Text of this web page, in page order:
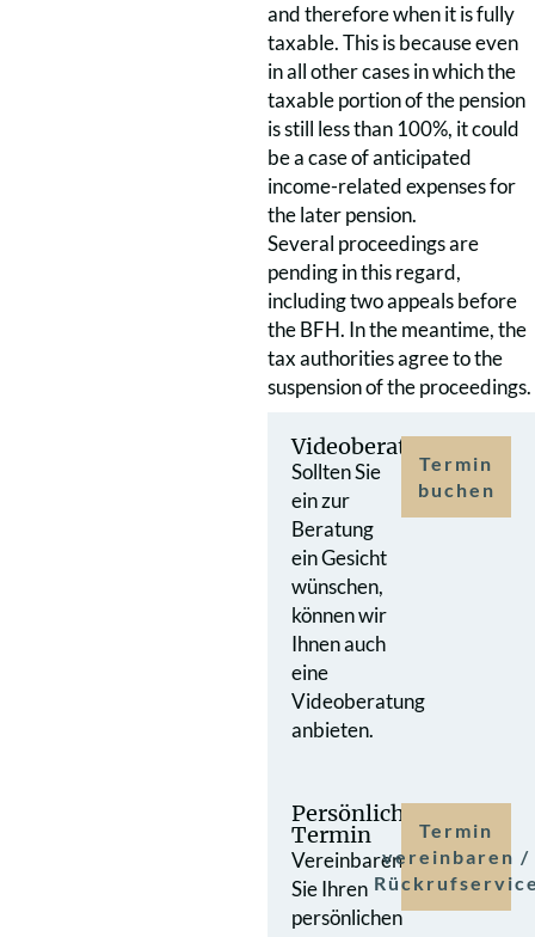
and therefore when it is fully
taxable. This is because even
in all other cases in which the
taxable portion of the pension
is still less than 100%, it could
be a case of anticipated
income-related expenses for
the later pension.
Several proceedings are
pending in this regard,
including two appeals before
the BFH. In the meantime, the
tax authorities agree to the
suspension of the proceedings.
Videoberatung
Sollten Sie
ein zur
Beratung
ein Gesicht
wünschen,
können wir
Ihnen auch
eine
Videoberatung
anbieten.
Termin
buchen
Persönlicher
Termin
Vereinbaren
Sie Ihren
persönlichen
Termin
vereinbaren /